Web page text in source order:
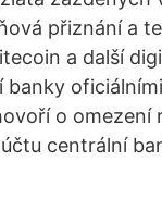
přiznání a
a další
banky
o omezení
centrální